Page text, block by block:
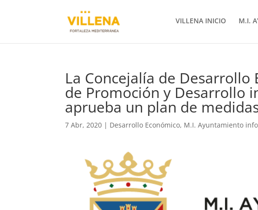
VILLENA INICIO M.I.
La Concejalía de
de Promoción y Desarrollo
aprueba un plan de
7 Abr, 2020 | Desarrollo Económico, M.I. Ayuntamiento